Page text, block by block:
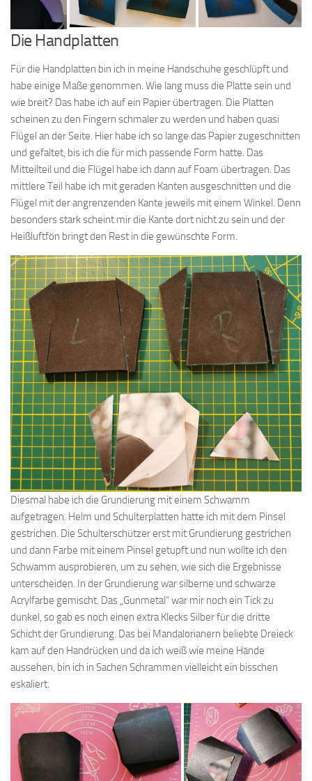
Die Handplatten
Für die Handplatten bin ich in meine Handschuhe geschlüpft und
habe einige Maße genommen. Wie lang muss die Platte sein und
wie breit? Das habe ich auf ein Papier übertragen. Die Platten
scheinen zu den Fingern schmaler zu werden und haben quasi
Flügel an der Seite. Hier habe ich so lange das Papier zugeschnitten
und gefaltet, bis ich die für mich passende Form hatte. Das
Mitteilteil und die Flügel habe ich dann auf Foam übertragen. Das
mittlere Teil habe ich mit geraden Kanten ausgeschnitten und die
Flügel mit der angrenzenden Kante jeweils mit einem Winkel. Denn
besonders stark scheint mir die Kante dort nicht zu sein und der
Heißluftfön bringt den Rest in die gewünschte Form.
Diesmal habe ich die Grundierung mit einem Schwamm
aufgetragen. Helm und Schulterplatten hatte ich mit dem Pinsel
gestrichen. Die Schulterschützer erst mit Grundierung gestrichen
und dann Farbe mit einem Pinsel getupft und nun wollte ich den
Schwamm ausprobieren, um zu sehen, wie sich die Ergebnisse
unterscheiden. In der Grundierung war silberne und schwarze
Acrylfarbe gemischt. Das „Gunmetal“ war mir noch ein Tick zu
dunkel, so gab es noch einen extra Klecks Silber für die dritte
Schicht der Grundierung. Das bei Mandalorianern beliebte Dreieck
kam auf den Handrücken und da ich weiß wie meine Hände
aussehen, bin ich in Sachen Schrammen vielleicht ein bisschen
eskaliert.